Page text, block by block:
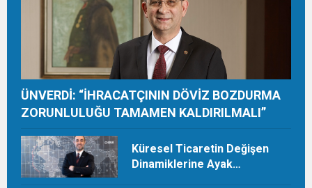
ÜNVERDİ: “İHRACATÇININ DÖVİZ BOZDURMA
ZORUNLULUĞU TAMAMEN KALDIRILMALI”
Küresel Ticaretin Değişen
Dinamiklerine Ayak